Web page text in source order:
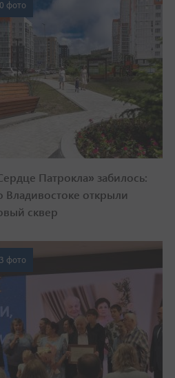
фото
Патрокла» забилось:
Владивостоке открыли
сквер
фото